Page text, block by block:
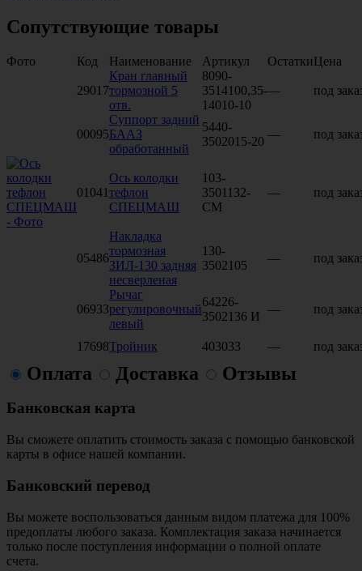
Сопутствующие товары
Фото Код Наименование Артикул ОстаткиЦена
29017
Кран главный
тормозной 5
отв.
8090-
3514100,35-
14010-10
— под
00095
Суппорт задний
БААЗ
обработанный
5440-
3502015-20
— под
01041
Ось колодки
тефлон
СПЕЦМАШ
103-
3501132-
СМ
— под
05486
Накладка
тормозная
ЗИЛ-130 задняя
несверленая
130-
3502105
— под
06933
Рычаг
регулировочный
левый
64226-
3502136 И
— под
17698Тройник 403033 — под
Оплата Доставка Отзывы
Банковская карта
Вы сможете оплатить стоимость заказа с помощью банковской
карты в офисе нашей компании.
Банковский перевод
Вы можете воспользоваться данным видом платежа для 100%
предоплаты любого заказа. Комплектация заказа начинается
только после поступления информации о полной оплате
счета.